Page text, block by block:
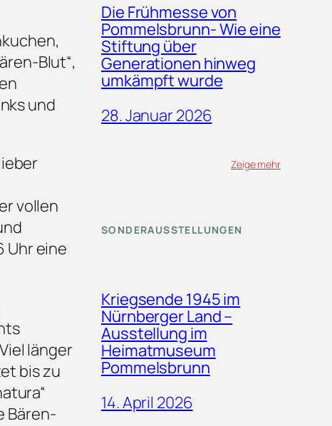
Blut“,
und
vollen
Uhr eine
länger
bis zu
Bären-
Die Frühmesse von
Pommelsbrunn- Wie eine
Stiftung über
Generationen hinweg
umkämpft wurde
28. Januar 2026
Zeige mehr
SONDERAUSSTELLUNGEN
Kriegsende 1945 im
Nürnberger Land –
Ausstellung im
Heimatmuseum
Pommelsbrunn
14. April 2026